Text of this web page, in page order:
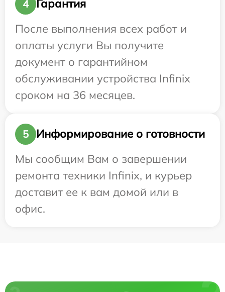
4
Гарантия
После выполнения всех работ и
оплаты услуги Вы получите
документ о гарантийном
обслуживании устройства Infinix
сроком на 36 месяцев.
5
Информирование о готовности
Мы сообщим Вам о завершении
ремонта техники Infinix, и курьер
доставит ее к вам домой или в
офис.